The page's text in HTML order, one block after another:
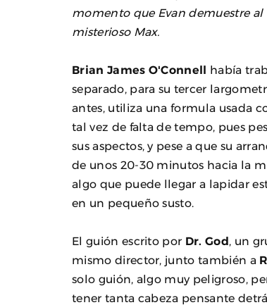
momento que Evan demuestre al
misterioso Max.
Brian James O'Connell había
separado, para su tercer
antes, utiliza una formula usada
tal vez de falta de tempo, pues
sus aspectos, y pese a que su
de unos 20-30 minutos hacia la
algo que puede llegar a lapidar
en un pequeño susto.
El guión escrito por Dr. God
, un
mismo director, junto también a
solo guión, algo muy peligroso,
tener tanta cabeza pensante